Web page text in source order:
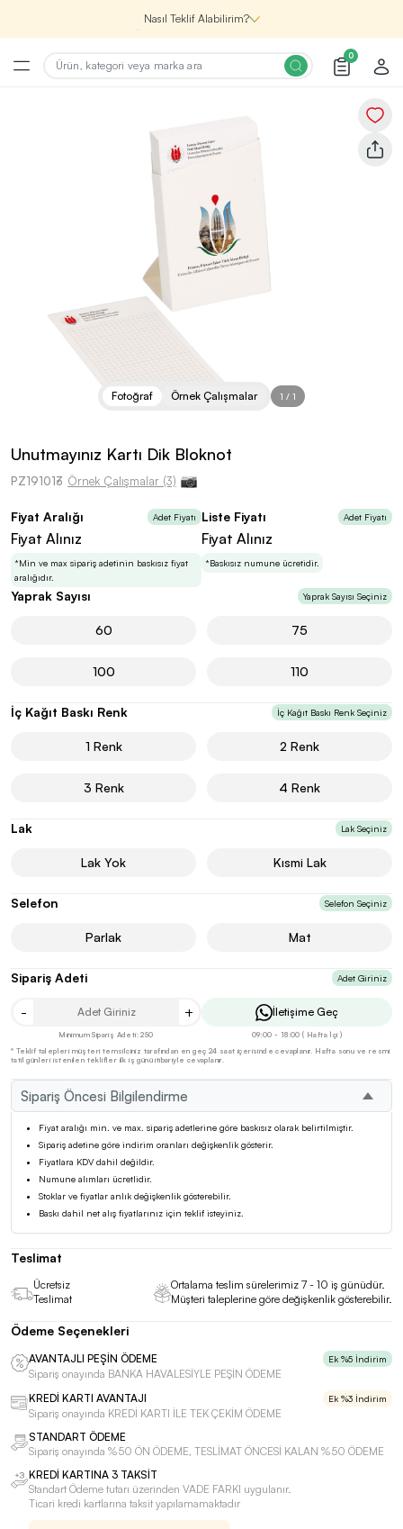
Nasıl Teklif Alabilirim?
Şirketin için İhtiyacın Olan
Promosyon Ürünlerini Bul!
Şirketin için ihtiyacın olan farklı kategorilerde
binlerce kaliteli ve yenilikçi ürünü, seçkin marka ve
üretici firma garantisi ile Promozone’da
Renk, Baskı ve Adet
Seçimini Yap!
Promosyon ürününü özelleştirmek için renk, baskı
yönü ve adet gibi detayları seçerek, teklif adımına
geçmeden önce tüm tercihlerine uygun seçenekleri
En Uygun Fiyatlarla
Teklif Al!
3
Markan için hayal ettiğin ürünü, en uygun fiyatlarla
Promozone’da bulduktan sonra, uzman ekibimiz
sadece sitemiz üzerinden teklif almanı bekliyor.
0
Unutmayınız Kartı Dik Bloknot
PZ191013 Örnek Çalışmalar (3)
Fotoğraf Örnek Çalışmalar 1 / 1
Fiyat Aralığı Adet Fiyatı
Fiyat Alınız
*Min ve max sipariş adetinin baskısız fiyat
aralığıdır.
Liste Fiyatı Adet Fiyatı
Fiyat Alınız
*Baskısız numune ücretidir.
Sipariş Öncesi Bilgilendirme
Fiyat aralığı min. ve max. sipariş adetlerine göre baskısız olarak belirtilmiştir.
Sipariş adetine göre indirim oranları değişkenlik gösterir.
Fiyatlara KDV dahil değildir.
Numune alımları ücretlidir.
Stoklar ve fiyatlar anlık değişkenlik gösterebilir.
Baskı dahil net alış fiyatlarınız için teklif isteyiniz.
Yaprak Sayısı Yaprak Sayısı Seçiniz
60 75
100 110
İç Kağıt Baskı Renk İç Kağıt Baskı Renk Seçiniz
1 Renk 2 Renk
3 Renk 4 Renk
Lak Lak Seçiniz
Lak Yok Kısmi Lak
Selefon Selefon Seçiniz
Parlak Mat
Sipariş Adeti Adet Giriniz
- +
Minimum Sipariş Adeti: 250
İletişime Geç
09:00 - 18:00 ( Hafta İçi )
* Teklif talepleri müşteri temsilciniz tarafından en geç 24 saat içerisinde cevaplanır. Hafta sonu ve resmi
tatil günleri istenilen teklifler ilk iş günü itibariyle cevaplanır.
Teslimat
Ücretsiz
Teslimat
Ortalama teslim sürelerimiz 7 - 10 iş günüdür.
Müşteri taleplerine göre değişkenlik gösterebilir.
Ödeme Seçenekleri
AVANTAJLI PEŞİN ÖDEME Ek %5 İndirim
Sipariş onayında BANKA HAVALESİYLE PEŞİN ÖDEME
KREDİ KARTI AVANTAJI
Ek %3 İndirim
Sipariş onayında KREDİ KARTI İLE TEK ÇEKİM ÖDEME
STANDART ÖDEME
Sipariş onayında %50 ÖN ÖDEME, TESLİMAT ÖNCESİ KALAN %50 ÖDEME
KREDİ KARTINA 3 TAKSİT
Standart Ödeme tutarı üzerinden VADE FARKI uygulanır.
Ticari kredi kartlarına taksit yapılamamaktadır